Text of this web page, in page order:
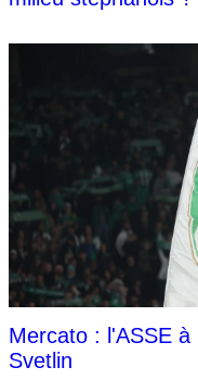
Mercato : l'ASSE
Svetlin